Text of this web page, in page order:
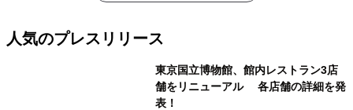
人気のプレスリリース
東京国立博物館、館内レストラン3店
舗をリニューアル 各店舗の詳細を発
表！